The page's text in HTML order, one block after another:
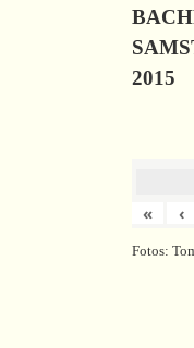
2015
« ‹
Fotos: